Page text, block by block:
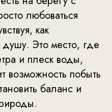
любоваться
как
душу. Это место, где
и плеск воды,
побыть
баланс и